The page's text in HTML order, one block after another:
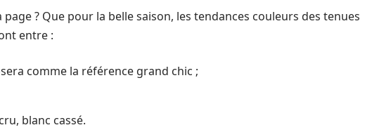
? Que pour la belle saison, les tendances couleurs des tenues
entre :
comme la référence grand chic ;
blanc cassé.